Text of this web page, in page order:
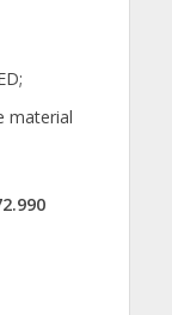
material